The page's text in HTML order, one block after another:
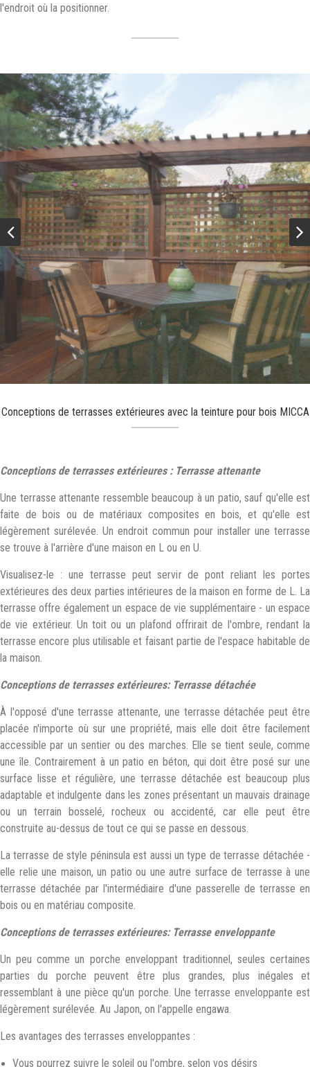
l'endroit où la positionner.
Conceptions de terrasses extérieures avec la teinture pour bois MICCA
Conceptions de terrasses extérieures : Terrasse attenante
Une terrasse attenante ressemble beaucoup à un patio, sauf qu'elle est
faite de bois ou de matériaux composites en bois, et qu'elle est
légèrement surélevée. Un endroit commun pour installer une terrasse
se trouve à l'arrière d'une maison en L ou en U.
Visualisez-le : une terrasse peut servir de pont reliant les portes
extérieures des deux parties intérieures de la maison en forme de L. La
terrasse offre également un espace de vie supplémentaire - un espace
de vie extérieur. Un toit ou un plafond offrirait de l'ombre, rendant la
terrasse encore plus utilisable et faisant partie de l'espace habitable de
la maison.
Conceptions de terrasses extérieures: Terrasse détachée
À l'opposé d'une terrasse attenante, une terrasse détachée peut être
placée n'importe où sur une propriété, mais elle doit être facilement
accessible par un sentier ou des marches. Elle se tient seule, comme
une île. Contrairement à un patio en béton, qui doit être posé sur une
surface lisse et régulière, une terrasse détachée est beaucoup plus
adaptable et indulgente dans les zones présentant un mauvais drainage
ou un terrain bosselé, rocheux ou accidenté, car elle peut être
construite au-dessus de tout ce qui se passe en dessous.
La terrasse de style péninsula est aussi un type de terrasse détachée -
elle relie une maison, un patio ou une autre surface de terrasse à une
terrasse détachée par l'intermédiaire d'une passerelle de terrasse en
bois ou en matériau composite.
Conceptions de terrasses extérieures: Terrasse enveloppante
Un peu comme un porche enveloppant traditionnel, seules certaines
parties du porche peuvent être plus grandes, plus inégales et
ressemblant à une pièce qu'un porche. Une terrasse enveloppante est
légèrement surélevée. Au Japon, on l'appelle engawa.
Les avantages des terrasses enveloppantes :
Vous pourrez suivre le soleil ou l'ombre, selon vos désirs